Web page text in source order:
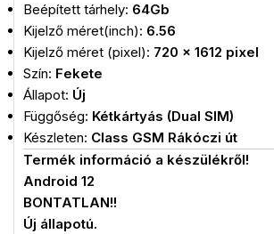
Beépített tárhely: 64Gb
Kijelző méret(inch): 6.56
Kijelző méret (pixel): 720 x 1612 pixel
Szín: Fekete
Állapot: Új
Függőség: Kétkártyás (Dual SIM)
Készleten: Class GSM Rákóczi út
Termék információ a készülékről!
Android 12
BONTATLAN!!
Új állapotú.